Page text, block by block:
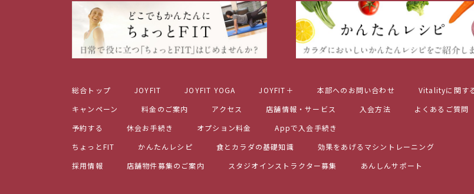
総合トップ JOYFIT JOYFIT YOGA JOYFIT＋ 本部へのお問い合わせ
Vitalityに関す
キャンペーン
料金のご案内 アクセス 店舗情報・サービス 入会方法 よくあるご質問
予約する
休会お手続き オプション料金
Appで入会手続き
ちょっとFIT
かんたんレシピ 食とカラダの基礎知識
効果をあげるマシントレーニング
採用情報
店舗物件募集のご案内 スタジオインストラクター募集 あんしんサポート